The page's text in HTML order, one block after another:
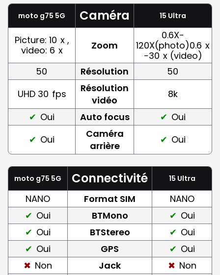
moto g75 5G Caméra 15 Ultra
Picture: 10 x ,
video: 6 x Zoom
0.6X-
120X(photo)0.6 x
-30 x (video)
50
Résolution
50
UHD 30 fps
Résolution
vidéo
8k
Oui
Auto focus
Oui
Oui
Caméra
arrière
Oui
moto g75 5G Connectivité 15 Ultra
NANO Format SIM
NANO
Oui
BTMono
Oui
Oui
BTStereo
Oui
Oui
GPS
Oui
Non
Jack
Non